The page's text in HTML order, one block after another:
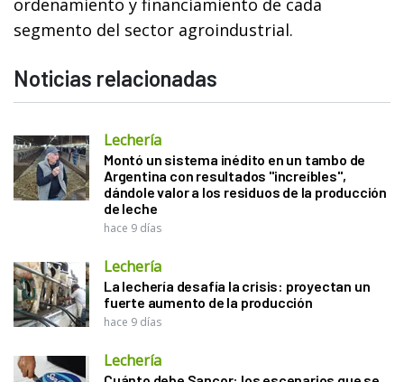
ordenamiento y financiamiento de cada
segmento del sector agroindustrial.
Noticias relacionadas
Lechería
Montó un sistema inédito en un tambo de
Argentina con resultados "increíbles",
dándole valor a los residuos de la producción
de leche
hace 9 días
Lechería
La lechería desafía la crisis: proyectan un
fuerte aumento de la producción
hace 9 días
Lechería